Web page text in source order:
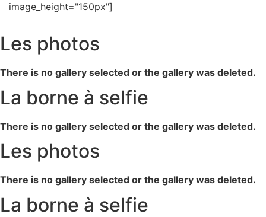
image_height="150px"]
Les photos
There is no gallery selected or the gallery was deleted.
La borne à selfie
There is no gallery selected or the gallery was deleted.
Les photos
There is no gallery selected or the gallery was deleted.
La borne à selfie